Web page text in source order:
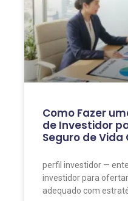
Como Fazer
de Investidor
Seguro de Vida
perfil investidor —
investidor para
adequado com